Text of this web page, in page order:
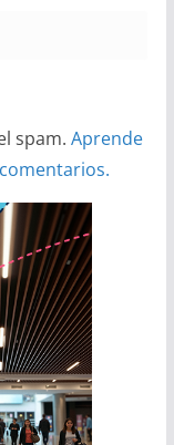
spam. Aprende